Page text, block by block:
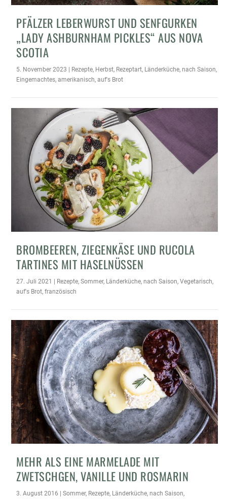
BROMBEEREN, ZIEGENKÄSE UND RUCOLA
TARTINES MIT HAS...
PFÄLZER LEBERWURST UND SENFGURKEN
„LADY ASHBURNHAM PICKLES“ AUS NOVA
SCOTIA
5. November 2023 | Rezepte, Herbst, Rezeptart, Länderküche, nach Saison,
Eingemachtes,amerikanisch,auf's Brot
BROMBEEREN, ZIEGENKÄSE UND RUCOLA
TARTINES MIT HASELNÜSSEN
27. Juli 2021 | Rezepte,Sommer, Länderküche, nach Saison,Vegetarisch,
auf's Brot,französisch
MEHR ALS EINE MARMELADE MIT
ZWETSCHGEN, VANILLE UND ROSMARIN
3. August 2016 |Sommer, Rezepte, Länderküche, nach Saison,